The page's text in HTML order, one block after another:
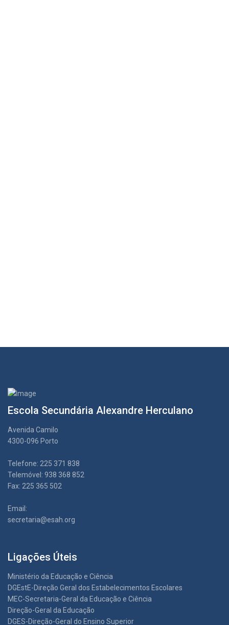
Escola Secundária Alexandre Herculano
Avenida Camilo
4300-096 Porto
Telefone: 225 371 838
Telemóvel: 938 368 852
Fax: 225 365 502
Email:
secretaria@esah.org
Ligações Úteis
Ministério da Educação e Ciência
DGEstE-Direção Geral dos Estabelecimentos Escolares
MEC-Secretaria-Geral da Educação e Ciência
Direção-Geral da Educação
DGES-Direção-Geral do Ensino Superior